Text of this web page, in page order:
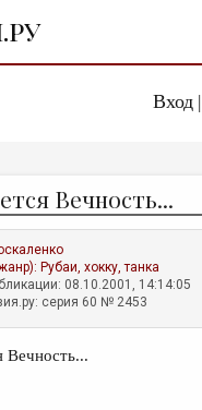
Вход|
Вечность...
Рубаи, хокку, танка
08.10.2001, 14:14:05
серия 60 № 2453
Вечность...